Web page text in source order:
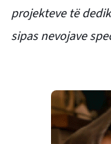
projekteve të
sipas nevojave